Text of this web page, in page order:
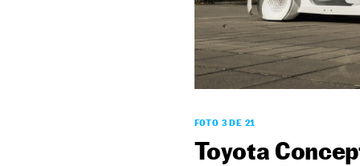
FOTO 3 DE 21
Toyota